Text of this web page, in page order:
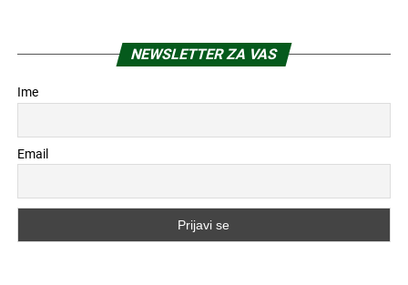
NEWSLETTER ZA VAS
Ime
Email